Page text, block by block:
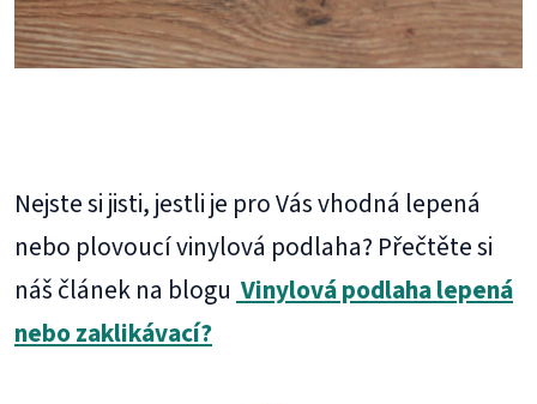
Nejste si jisti, jestli je pro Vás vhodná lepená
nebo plovoucí vinylová podlaha? Přečtěte si
náš článek na blogu Vinylová podlaha lepená
nebo zaklikávací?